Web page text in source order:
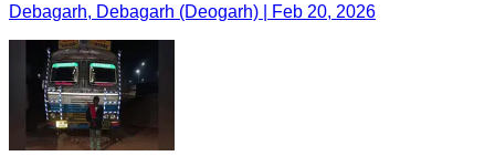
Debagarh, Debagarh (Deogarh) | Feb 20, 2026